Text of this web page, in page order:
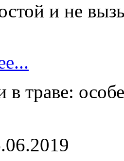
и не
траве: